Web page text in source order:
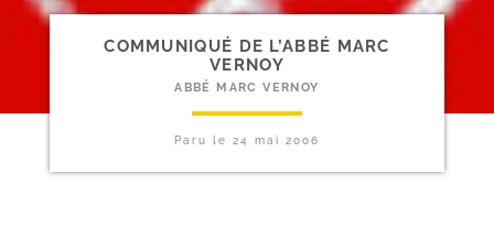
COMMUNIQUÉ DE L’ABBÉ MARC
VERNOY
ABBÉ MARC VERNOY
Paru le 24 mai 2006